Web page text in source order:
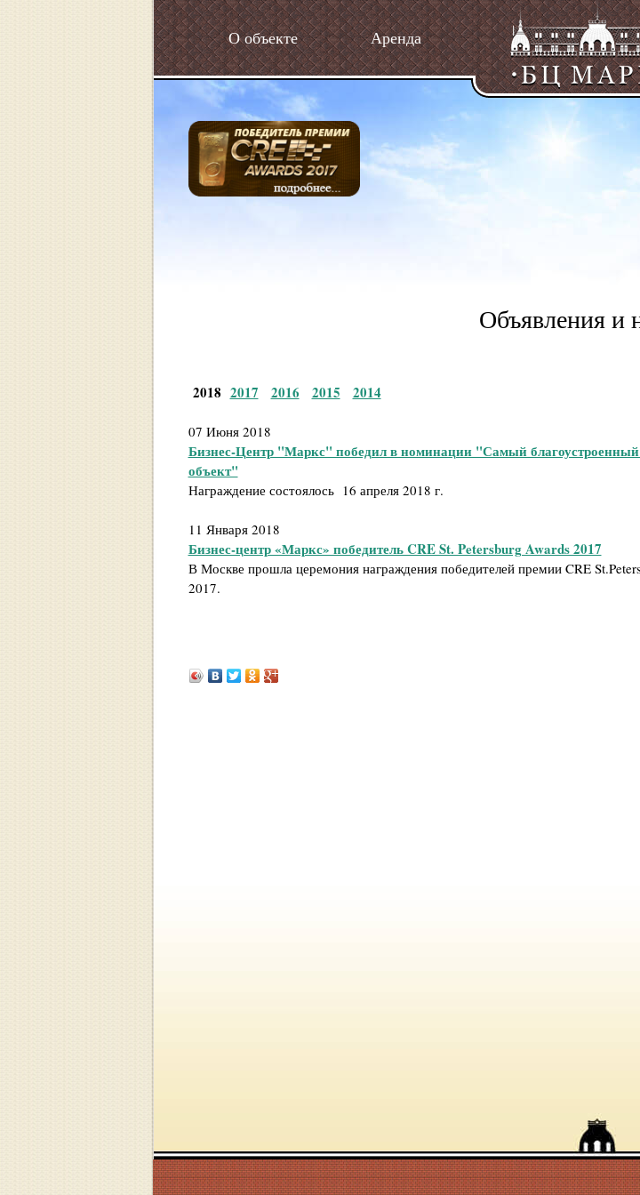
О объекте Аренда
Объявления и
2018 2017 2016 2015 2014
07 Июня 2018
Бизнес-Центр "Маркс" победил в номинации "Самый
объект"
Награждение состоялось 16 апреля 2018 г.
11 Января 2018
Бизнес-центр «Маркс» победитель CRE St. Petersburg Awards 2017
В Москве прошла церемония награждения победителей премии CRE
2017.